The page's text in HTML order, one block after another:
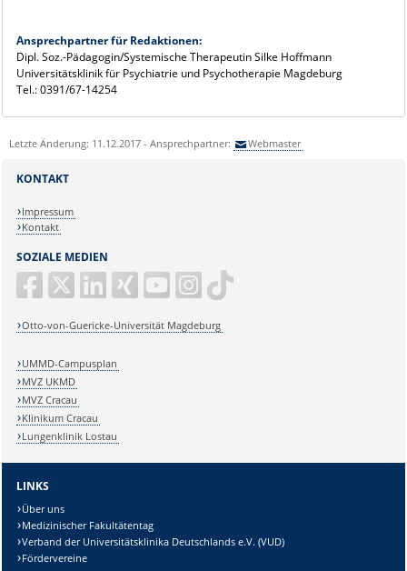
Ansprechpartner für Redaktionen:
Dipl. Soz.-Pädagogin/Systemische Therapeutin Silke Hoffmann
Universitätsklinik für Psychiatrie und Psychotherapie Magdeburg
Tel.: 0391/67-14254
Letzte Änderung: 11.12.2017 - Ansprechpartner: Webmaster
SOZIALE MEDIEN
Otto-von-Guericke-Universität Magdeburg
KONTAKT
Impressum
Kontakt
UMMD-Campusplan
MVZ UKMD
MVZ Cracau
Klinikum Cracau
Lungenklinik Lostau
LINKS
Über uns
Medizinischer Fakultätentag
Verband der Universitätsklinika Deutschlands e.V. (VUD)
Fördervereine